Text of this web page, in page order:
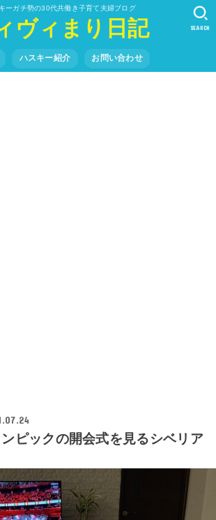
ーガチ勢の30代共働き子育て夫婦ブログ
ヴィまり日記
ハスキー紹介 お問い合わせ
SEARCH
ピックの開会式を見るシベリア